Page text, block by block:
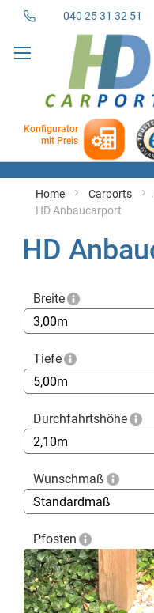
040 25 31 32 51
zum
Konfigurator
mit Preis
Home Carports
HD Anbaucarport
HD
Breite
Tiefe
Durchfahrtshöhe
Wunschmaß
Pfosten